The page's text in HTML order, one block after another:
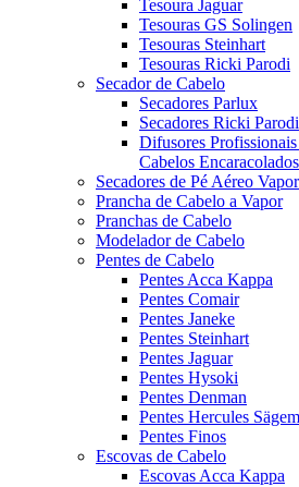
Tesoura Jaguar
Tesouras GS Solingen
Tesouras Steinhart
Tesouras Ricki Parodi
Secador de Cabelo
Secadores Parlux
Secadores Ricki Parodi
Difusores
Cabelos
Secadores de Pé Aéreo
Prancha de Cabelo a Vapor
Pranchas de Cabelo
Modelador de Cabelo
Pentes de Cabelo
Pentes Acca Kappa
Pentes Comair
Pentes Janeke
Pentes Steinhart
Pentes Jaguar
Pentes Hysoki
Pentes Denman
Pentes Hercules
Pentes Finos
Escovas de Cabelo
Escovas Acca Kappa